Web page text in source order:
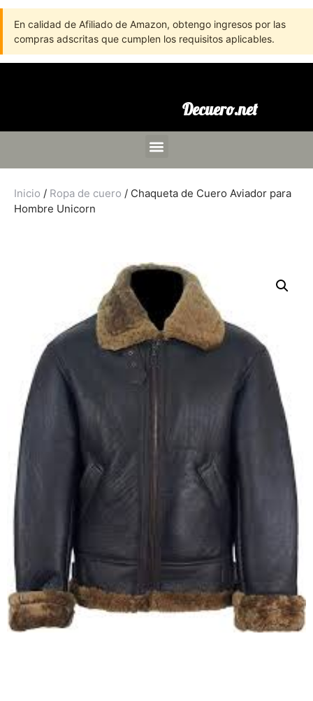
En calidad de Afiliado de Amazon, obtengo ingresos por las
compras adscritas que cumplen los requisitos aplicables.
Decuero.net
Inicio / Ropa de cuero / Chaqueta de Cuero Aviador para
Hombre Unicorn